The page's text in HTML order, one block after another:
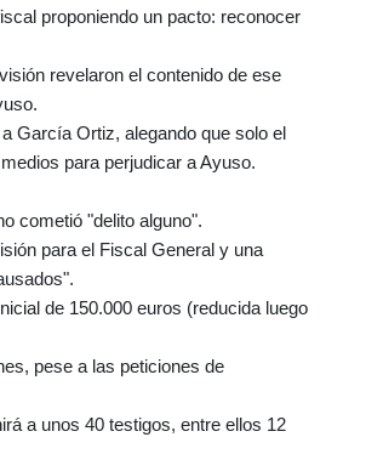
proponiendo un pacto: reconocer
revelaron el contenido de ese
García Ortiz, alegando que solo el
para perjudicar a Ayuso.
cometió "delito alguno".
para el Fiscal General y una
de 150.000 euros (reducida luego
pese a las peticiones de
a unos 40 testigos, entre ellos 12